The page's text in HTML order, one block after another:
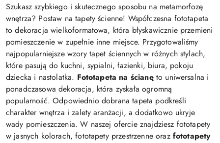
Szukasz szybkiego i skutecznego sposobu na metamorfozę
wnętrza? Postaw na tapety ścienne! Współczesna fototapeta
to dekoracja wielkoformatowa, która błyskawicznie przemieni
pomieszczenie w zupełnie inne miejsce. Przygotowaliśmy
najpopularniejsze wzory tapet ściennych w różnych stylach,
które pasują do kuchni, sypialni, łazienki, biura, pokoju
dziecka i nastolatka. Fototapeta na ścianęto uniwersalna i
ponadczasowa dekoracja, która zyskała ogromną
popularność. Odpowiednio dobrana tapeta podkreśli
charakter wnętrza i zalety aranżacji, a dodatkowo ukryje
wady pomieszczenia. W naszej ofercie znajdziesz fototapety
w jasnych kolorach, fototapety przestrzenne oraz fototapety